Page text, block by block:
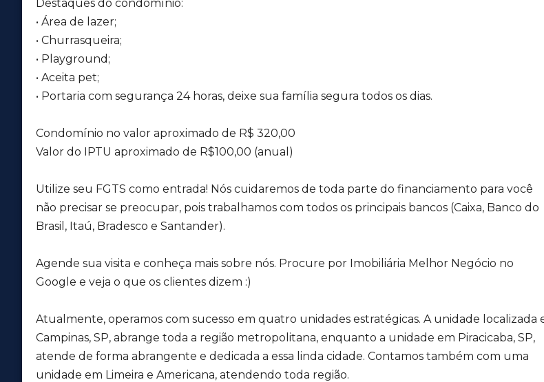
Destaques do condomínio:
• Área de lazer;
• Churrasqueira;
• Playground;
• Aceita pet;
• Portaria com segurança 24 horas, deixe sua família segura todos os dias.
Condomínio no valor aproximado de R$ 320,00
Valor do IPTU aproximado de R$100,00 (anual)
Utilize seu FGTS como entrada! Nós cuidaremos de toda parte do financiamento para você
não precisar se preocupar, pois trabalhamos com todos os principais bancos (Caixa, Banco do
Brasil, Itaú, Bradesco e Santander).
Agende sua visita e conheça mais sobre nós. Procure por Imobiliária Melhor Negócio no
Google e veja o que os clientes dizem :)
Atualmente, operamos com sucesso em quatro unidades estratégicas. A unidade localizada
Campinas, SP, abrange toda a região metropolitana, enquanto a unidade em Piracicaba, SP,
atende de forma abrangente e dedicada a essa linda cidade. Contamos também com uma
unidade em Limeira e Americana, atendendo toda região.